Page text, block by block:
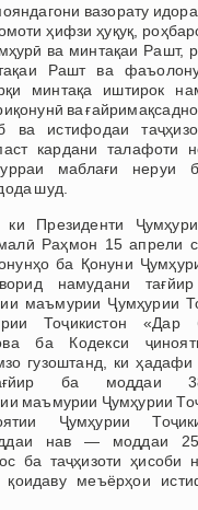
вазорату
ҳифзи ҳуқуқ,
ва минтақаи Рашт,
Рашт ва
минтақа иштирок
ва
ва истифодаи
кардани талафоти
маблағи неруи
шуд.
Президенти
Раҳмон 15 апрели
ба Қонуни
намудани
маъмурии Ҷумҳурии
Тоҷикистон «Дар
ба Кодекси
гузоштанд, ки
ба моддаи
маъмурии Ҷумҳурии
Ҷумҳурии
нав — моддаи
ба таҷҳизоти ҳисоби
қоидаву меъёрҳои